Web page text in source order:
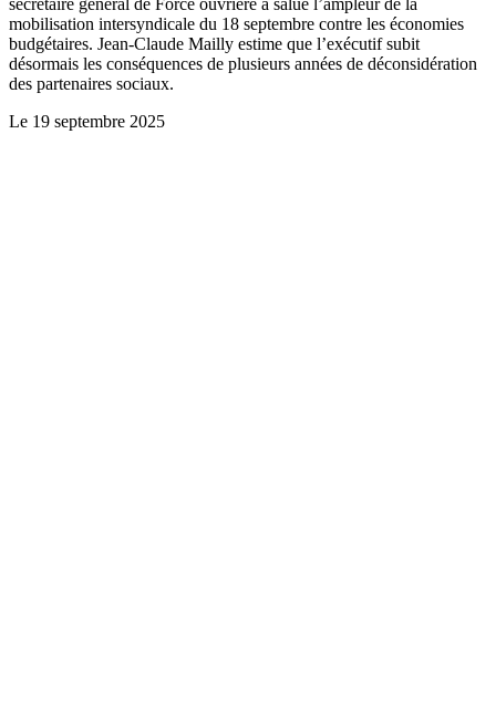
secrétaire général de Force ouvrière a salué l’ampleur de la
mobilisation intersyndicale du 18 septembre contre les économies
budgétaires. Jean-Claude Mailly estime que l’exécutif subit
désormais les conséquences de plusieurs années de déconsidération
des partenaires sociaux.
Le 19 septembre 2025